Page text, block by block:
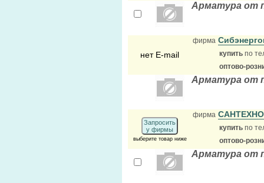
Арматура от
нет E-mail
фирма
купить по
оптово-
Арматура от
Запросить
у фирмы
выберите товар ниже
фирма
купить по
оптово-
Арматура от